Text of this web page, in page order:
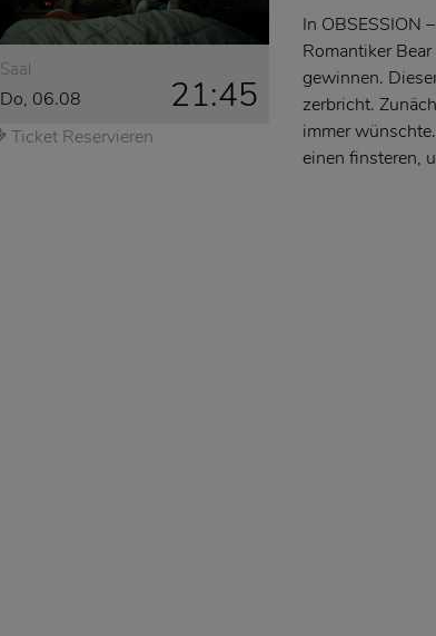
Saal
Do, 06.08 21:45
Ticket Reservieren
In OBSESSION
Romantiker
gewinnen.
zerbricht.
immer
einen finsteren,